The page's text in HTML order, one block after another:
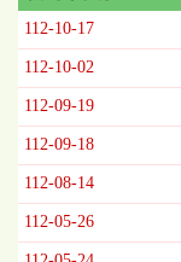
活
動
訊
息
列
表，
欄
位
依
序
112-10-17
112-10-02
112-09-19
112-09-18
112-08-14
112-05-26